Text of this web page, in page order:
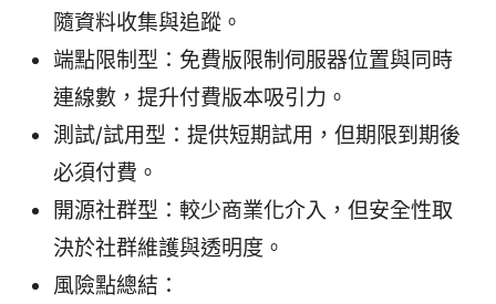
隨資料收集與追蹤。
端點限制型：免費版限制伺服器位置與同時
連線數，提升付費版本吸引力。
測試/試用型：提供短期試用，但期限到期後
必須付費。
開源社群型：較少商業化介入，但安全性取
決於社群維護與透明度。
風險點總結：